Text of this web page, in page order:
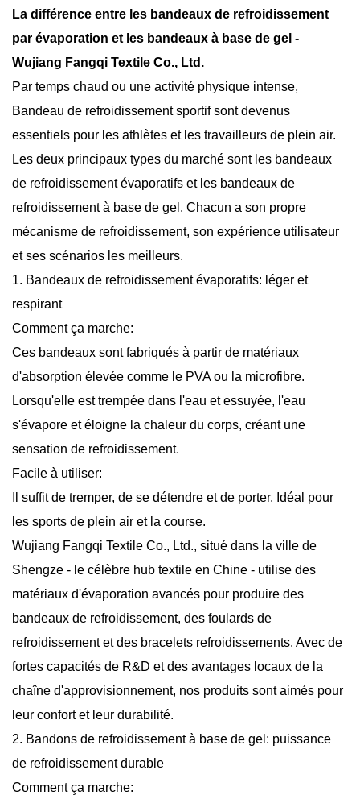
La différence entre les bandeaux de refroidissement
par évaporation et les bandeaux à base de gel -
Wujiang Fangqi Textile Co., Ltd.
Par temps chaud ou une activité physique intense,
Bandeau de refroidissement sportifsont devenus
essentiels pour les athlètes et les travailleurs de plein air.
Les deux principaux types du marché sont les bandeaux
de refroidissement évaporatifs et les bandeaux de
refroidissement à base de gel. Chacun a son propre
mécanisme de refroidissement, son expérience utilisateur
et ses scénarios les meilleurs.
1. Bandeaux de refroidissement évaporatifs: léger et
respirant
Comment ça marche:
Ces bandeaux sont fabriqués à partir de matériaux
d'absorption élevée comme le PVA ou la microfibre.
Lorsqu'elle est trempée dans l'eau et essuyée, l'eau
s'évapore et éloigne la chaleur du corps, créant une
sensation de refroidissement.
Facile à utiliser:
Il suffit de tremper, de se détendre et de porter. Idéal pour
les sports de plein air et la course.
Wujiang Fangqi Textile Co., Ltd., situé dans la ville de
Shengze - le célèbre hub textile en Chine - utilise des
matériaux d'évaporation avancés pour produire des
bandeaux de refroidissement, des foulards de
refroidissement et des bracelets refroidissements. Avec de
fortes capacités de R&D et des avantages locaux de la
chaîne d'approvisionnement, nos produits sont aimés pour
leur confort et leur durabilité.
2. Bandons de refroidissement à base de gel: puissance
de refroidissement durable
Comment ça marche: